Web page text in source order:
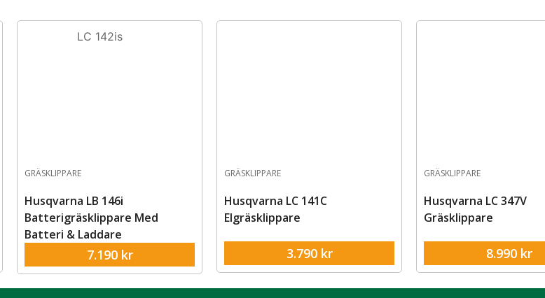
GRÄSKLIPPARE
Husqvarna LB 146i
Batterigräsklippare Med
Batteri & Laddare
7.190 kr
GRÄSKLIPPARE
Husqvarna LC 141C
Elgräsklippare
3.790 kr
GRÄSKLIPPARE
Husqvarna LC 347V
Gräsklippare
8.990 kr